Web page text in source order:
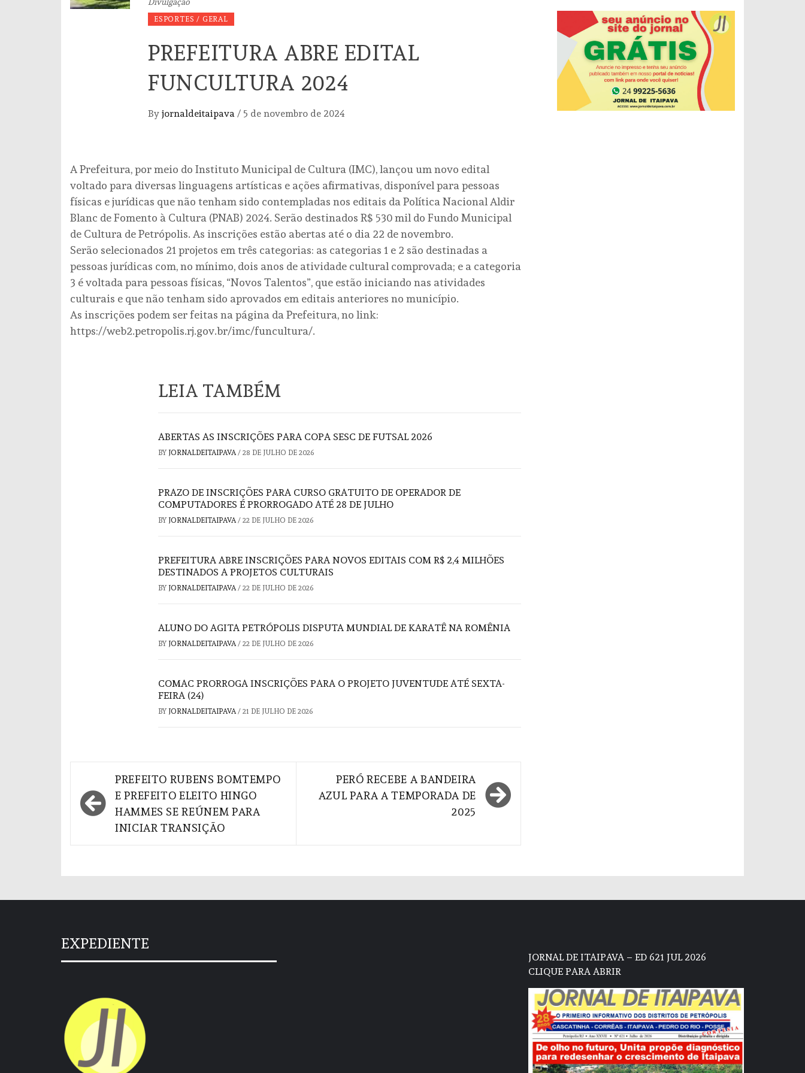
ESPORTES / GERAL
PREFEITURA ABRE EDITAL
FUNCULTURA 2024
By jornaldeitaipava / 5 de novembro de 2024
A Prefeitura, por meio do Instituto Municipal de Cultura (IMC), lançou um novo edital
voltado para diversas linguagens artísticas e ações afirmativas, disponível para pessoas
físicas e jurídicas que não tenham sido contempladas nos editais da Política Nacional Aldir
Blanc de Fomento à Cultura (PNAB) 2024. Serão destinados R$ 530 mil do Fundo Municipal
de Cultura de Petrópolis. As inscrições estão abertas até o dia 22 de novembro.
Serão selecionados 21 projetos em três categorias: as categorias 1 e 2 são destinadas a
pessoas jurídicas com, no mínimo, dois anos de atividade cultural comprovada; e a categoria
3 é voltada para pessoas físicas, “Novos Talentos”, que estão iniciando nas atividades
culturais e que não tenham sido aprovados em editais anteriores no município.
As inscrições podem ser feitas na página da Prefeitura, no link:
https://web2.petropolis.rj.gov.br/imc/funcultura/.
LEIA TAMBÉM
ABERTAS AS INSCRIÇÕES PARA COPA SESC DE FUTSAL 2026
BY JORNALDEITAIPAVA/ 28 DE JULHO DE 2026
PRAZO DE INSCRIÇÕES PARA CURSO GRATUITO DE OPERADOR DE
COMPUTADORES É PRORROGADO ATÉ 28 DE JULHO
BY JORNALDEITAIPAVA/ 22 DE JULHO DE 2026
PREFEITURA ABRE INSCRIÇÕES PARA NOVOS EDITAIS COM R$ 2,4 MILHÕES
DESTINADOS A PROJETOS CULTURAIS
BY JORNALDEITAIPAVA/ 22 DE JULHO DE 2026
ALUNO DO AGITA PETRÓPOLIS DISPUTA MUNDIAL DE KARATÊ NA ROMÊNIA
BY JORNALDEITAIPAVA/ 22 DE JULHO DE 2026
COMAC PRORROGA INSCRIÇÕES PARA O PROJETO JUVENTUDE ATÉ SEXTA-
FEIRA (24)
BY JORNALDEITAIPAVA/ 21 DE JULHO DE 2026
Navegação
de
Post
PREFEITO RUBENS BOMTEMPO
E PREFEITO ELEITO HINGO
HAMMES SE REÚNEM PARA
INICIAR TRANSIÇÃO
PERÓ RECEBE A BANDEIRA
AZUL PARA A TEMPORADA DE
2025
EXPEDIENTE
JORNAL DE ITAIPAVA – ED 621 JUL 2026
CLIQUE PARA ABRIR